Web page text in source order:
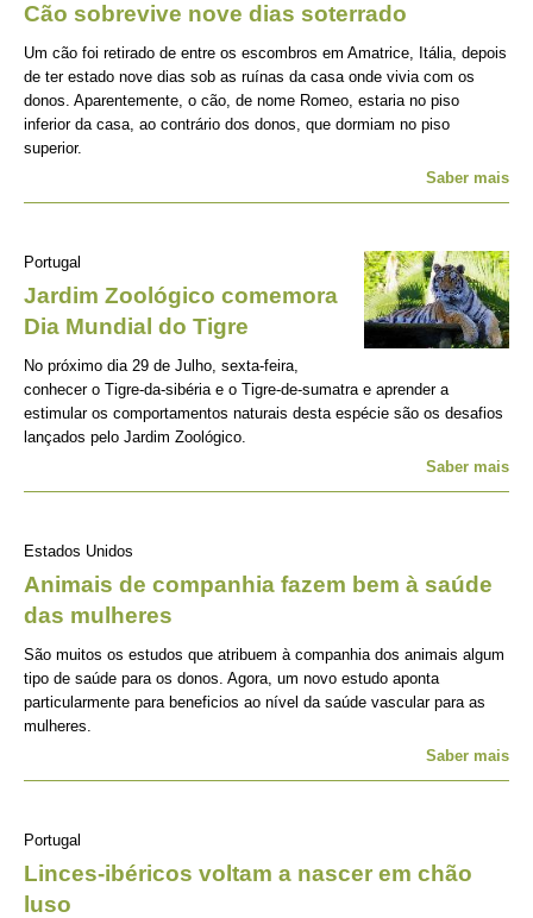
Cão sobrevive nove dias soterrado
Um cão foi retirado de entre os escombros em Amatrice, Itália, depois
de ter estado nove dias sob as ruínas da casa onde vivia com os
donos. Aparentemente, o cão, de nome Romeo, estaria no piso
inferior da casa, ao contrário dos donos, que dormiam no piso
superior.
Saber mais
Portugal
Jardim Zoológico comemora
Dia Mundial do Tigre
No próximo dia 29 de Julho, sexta-feira,
conhecer o Tigre-da-sibéria e o Tigre-de-sumatra e aprender a
estimular os comportamentos naturais desta espécie são os desafios
lançados pelo Jardim Zoológico.
Saber mais
Estados Unidos
Animais de companhia fazem bem à saúde
das mulheres
São muitos os estudos que atribuem à companhia dos animais algum
tipo de saúde para os donos. Agora, um novo estudo aponta
particularmente para beneficios ao nível da saúde vascular para as
mulheres.
Saber mais
Portugal
Linces-ibéricos voltam a nascer em chão
luso